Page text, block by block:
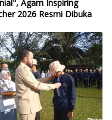
Agam Inspiring
2026 Resmi Dibuka